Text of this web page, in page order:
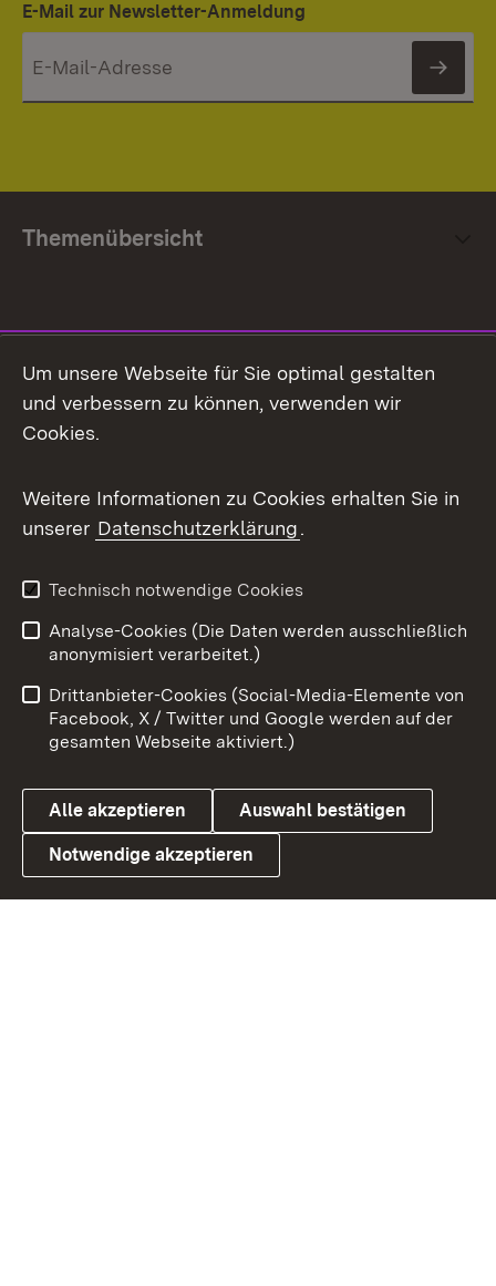
E-Mail zur Newsletter-Anmeldung
Themenübersicht
Facebook
X / Twitter
Youtube
Link zum Landesportal
Impressum
Kontakt
Barrierefreiheit
Datenschutz
Cookies
Um unsere Webseite für Sie optimal gestalten
und verbessern zu können, verwenden wir
Cookies.
Weitere Informationen zu Cookies erhalten Sie in
unserer Datenschutzerklärung.
Technisch notwendige Cookies
Analyse-Cookies (Die Daten werden ausschließlich
anonymisiert verarbeitet.)
Drittanbieter-Cookies (Social-Media-Elemente von
Facebook, X / Twitter und Google werden auf der
gesamten Webseite aktiviert.)
Alle akzeptieren Auswahl bestätigen
Notwendige akzeptieren